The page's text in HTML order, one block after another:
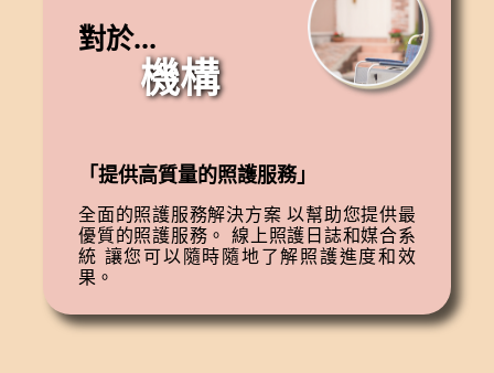
對於...
機構
「提供高質量的照護服務」
全面的照護服務解決方案 以幫助您提供最
優質的照護服務。 線上照護日誌和媒合系
統 讓您可以隨時隨地了解照護進度和效
果。